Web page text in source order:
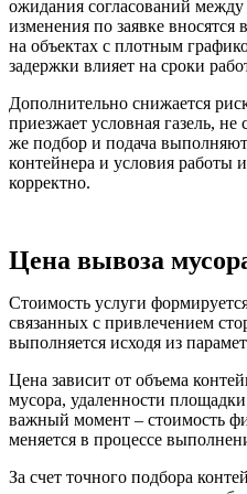
ожидания согласований
изменения по заявке
на объектах с плотным
задержки влияет на сроки
Дополнительно снижается
приезжает условная газель,
же подбор и подача
контейнера и условия работы
корректно.
Цена вывоза
Стоимость услуги
связанных с привлечением
выполняется исходя из
Цена зависит от объема
мусора, удаленности
важный момент – стоимость
меняется в процессе
За счет точного подбора